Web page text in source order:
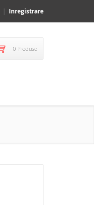
Inregistrare
0 Produse